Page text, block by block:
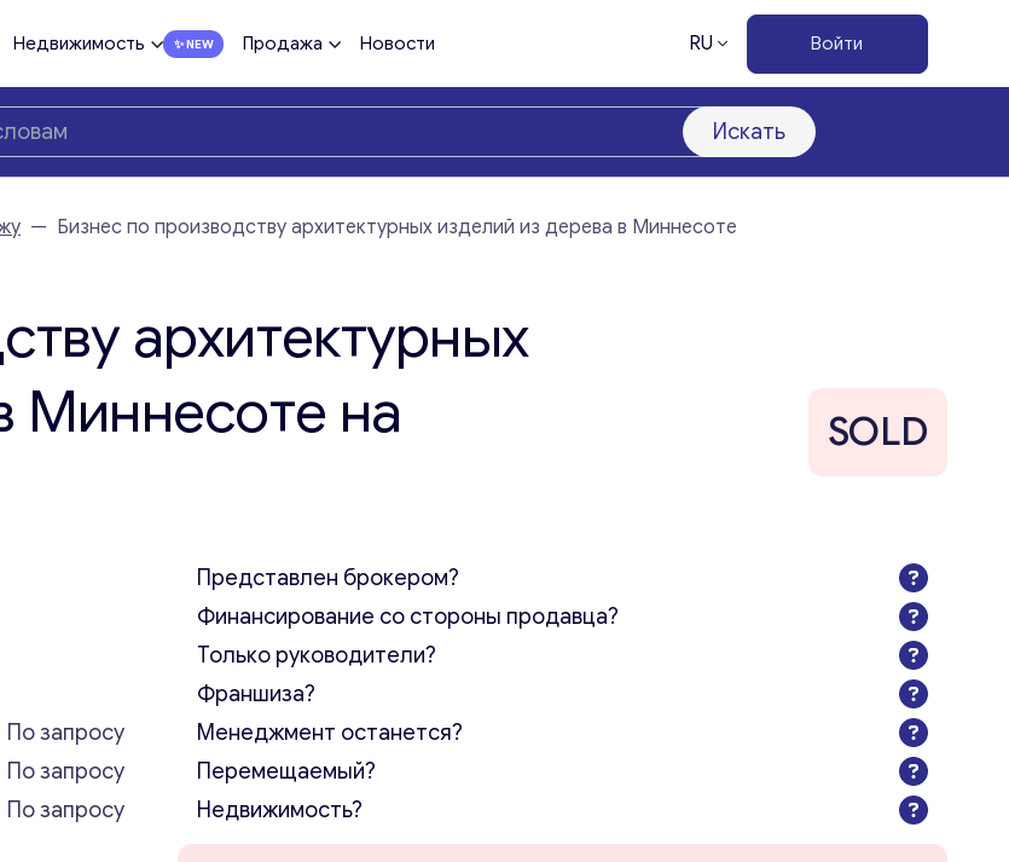
Недвижимость Продажа Новости RU Войти
Искать
— Бизнес по производству архитектурных изделий из дерева в Миннесоте
архитектурных
Миннесоте на
SOLD
По запросу
По запросу
По запросу
Представлен брокером?
Финансирование со стороны продавца?
Только руководители?
Франшиза?
Менеджмент останется?
Перемещаемый?
Недвижимость?